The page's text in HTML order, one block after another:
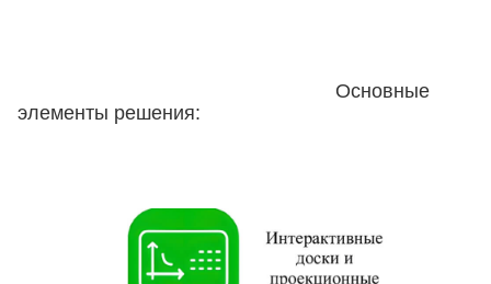
Основные
элементы решения: